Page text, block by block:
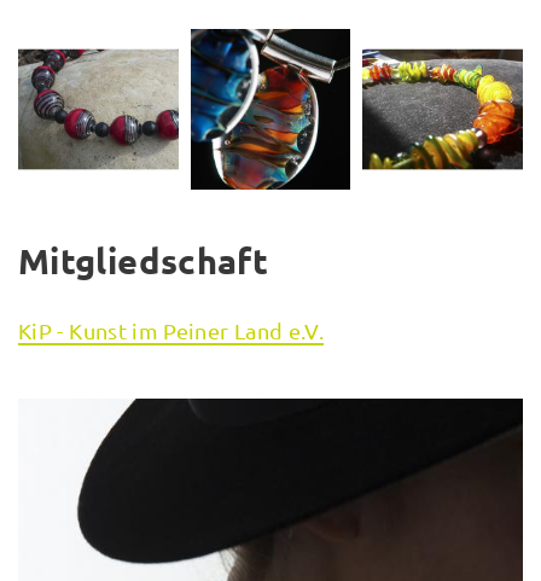
Mitgliedschaft
KiP - Kunst im Peiner Land e.V.